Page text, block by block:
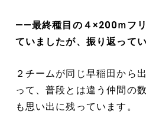
――最終種目の４×200ｍフ
ていましたが、振り返って
２チームが同じ早稲田から
って、普段とは違う仲間の
も思い出に残っています。